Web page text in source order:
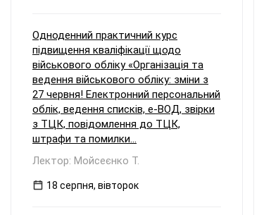
Одноденний практичний курс
підвищення кваліфікації щодо
військового обліку «Організація та
ведення військового обліку: зміни з
27 червня! Електронний персональний
облік, ведення списків, е-ВОД, звірки
з ТЦК, повідомлення до ТЦК,
штрафи та помилки...
Лектор: Мойсеєнко Т.
18 серпня, вівторок